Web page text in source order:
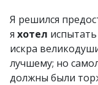
Я решился
я хотел
искра
лучшему; но
должны были